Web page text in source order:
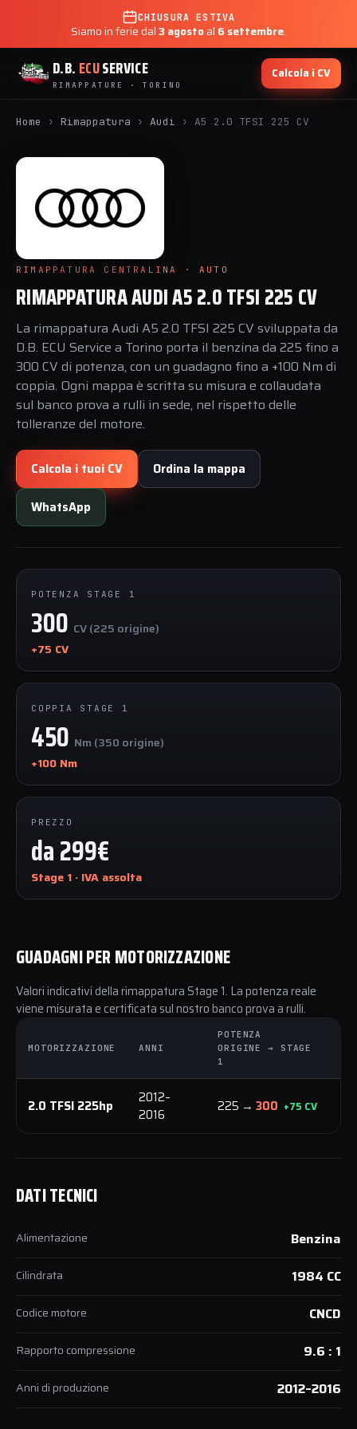
CHIUSURA ESTIVA
Siamo in ferie dal3 agostoal 6 settembre.
D.B. ECUSERVICE
RIMAPPATURE · TORINO
Calcola i CV
Home › Rimappatura › Audi › A5 2.0 TFSI 225 CV
RIMAPPATURA CENTRALINA · AUTO
RIMAPPATURA AUDI A5 2.0 TFSI 225 CV
La rimappatura Audi A5 2.0 TFSI 225 CV sviluppata da
D.B. ECU Service a Torino porta il benzina da 225 fino a
300 CV di potenza, con un guadagno fino a +100 Nm di
coppia. Ogni mappa è scritta su misura e collaudata
sul banco prova a rulli in sede, nel rispetto delle
tolleranze del motore.
Calcola i tuoi CV Ordina la mappa
WhatsApp
POTENZA STAGE 1
300 CV (225 origine)
+75 CV
COPPIA STAGE 1
450 Nm (350 origine)
+100 Nm
PREZZO
da 299€
Stage 1 · IVA assolta
GUADAGNI PER MOTORIZZAZIONE
Valori indicativi della rimappatura Stage 1. La potenza reale
viene misurata e certificata sul nostro banco prova a rulli.
MOTORIZZAZIONE ANNI
POTENZA
ORIGINE → STAGE
1
2.0 TFSI 225hp
2012–
2016
225 → 300 +75 CV
DATI TECNICI
Alimentazione Benzina
Cilindrata 1984 CC
Codice motore CNCD
Rapporto compressione 9.6 : 1
Anni di produzione 2012–2016